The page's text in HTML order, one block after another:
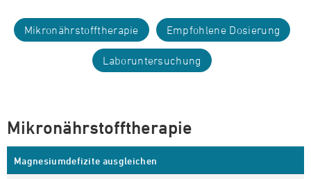
Mikronährstofftherapie Empfohlene Dosierung
Laboruntersuchung
Mikronährstofftherapie
Magnesiumdefizite ausgleichen